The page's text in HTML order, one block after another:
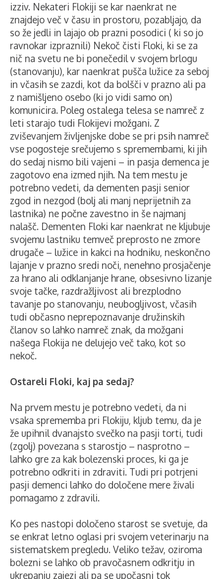
izziv. Nekateri Flokiji se kar naenkrat ne
znajdejo več v času in prostoru, pozabljajo, da
so že jedli in lajajo ob prazni posodici ( ki so jo
ravnokar izpraznili) Nekoč čisti Floki, ki se za
nič na svetu ne bi ponečedil v svojem brlogu
(stanovanju), kar naenkrat pušča lužice za seboj
in včasih se zazdi, kot da bolšči v prazno ali pa
z namišljeno osebo (ki jo vidi samo on)
komunicira. Poleg ostalega telesa se namreč z
leti starajo tudi Flokijevi možgani. Z
zviševanjem življenjske dobe se pri psih namreč
vse pogosteje srečujemo s spremembami, ki jih
do sedaj nismo bili vajeni – in pasja demenca je
zagotovo ena izmed njih. Na tem mestu je
potrebno vedeti, da dementen pasji senior
zgod in nezgod (bolj ali manj neprijetnih za
lastnika) ne počne zavestno in še najmanj
nalašč. Dementen Floki kar naenkrat ne kljubuje
svojemu lastniku temveč preprosto ne zmore
drugače – lužice in kakci na hodniku, neskončno
lajanje v prazno sredi noči, nenehno prosjačenje
za hrano ali odklanjanje hrane, obsesivno lizanje
svoje tačke, razdražljivost ali brezplodno
tavanje po stanovanju, neubogljivost, včasih
tudi občasno neprepoznavanje družinskih
članov so lahko namreč znak, da možgani
našega Flokija ne delujejo več tako, kot so
nekoč.
Ostareli Floki, kaj pa sedaj?
Na prvem mestu je potrebno vedeti, da ni
vsaka sprememba pri Flokiju, kljub temu, da je
že upihnil dvanajsto svečko na pasji torti, tudi
(zgolj) povezana s starostjo – nasprotno –
lahko gre za kak bolezenski proces, ki ga je
potrebno odkriti in zdraviti. Tudi pri potrjeni
pasji demenci lahko do določene mere živali
pomagamo z zdravili.
Ko pes nastopi določeno starost se svetuje, da
se enkrat letno oglasi pri svojem veterinarju na
sistematskem pregledu. Veliko težav, oziroma
bolezni se lahko ob pravočasnem odkritju in
ukrepanju zajezi ali pa se upočasni tok